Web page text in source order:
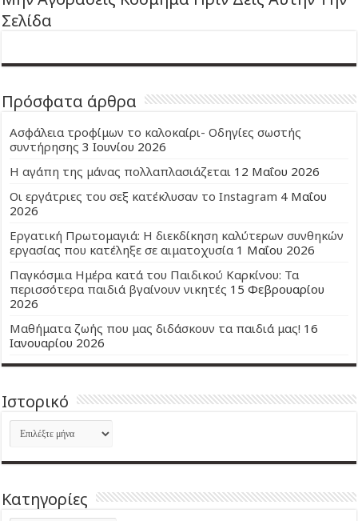
Σελίδα
Πρόσφατα άρθρα
Ασφάλεια τροφίμων το καλοκαίρι- Οδηγίες σωστής
συντήρησης 3 Ιουνίου 2026
Η αγάπη της μάνας πολλαπλασιάζεται 12 Μαΐου 2026
Οι εργάτριες του σεξ κατέκλυσαν το Instagram 4 Μαΐου
2026
Εργατική Πρωτομαγιά: Η διεκδίκηση καλύτερων συνθηκών
εργασίας που κατέληξε σε αιματοχυσία 1 Μαΐου 2026
Παγκόσμια Ημέρα κατά του Παιδικού Καρκίνου: Τα
περισσότερα παιδιά βγαίνουν νικητές 15 Φεβρουαρίου
2026
Μαθήματα ζωής που μας διδάσκουν τα παιδιά μας! 16
Ιανουαρίου 2026
Ιστορικό
Ιστορικό
Kατηγορίες